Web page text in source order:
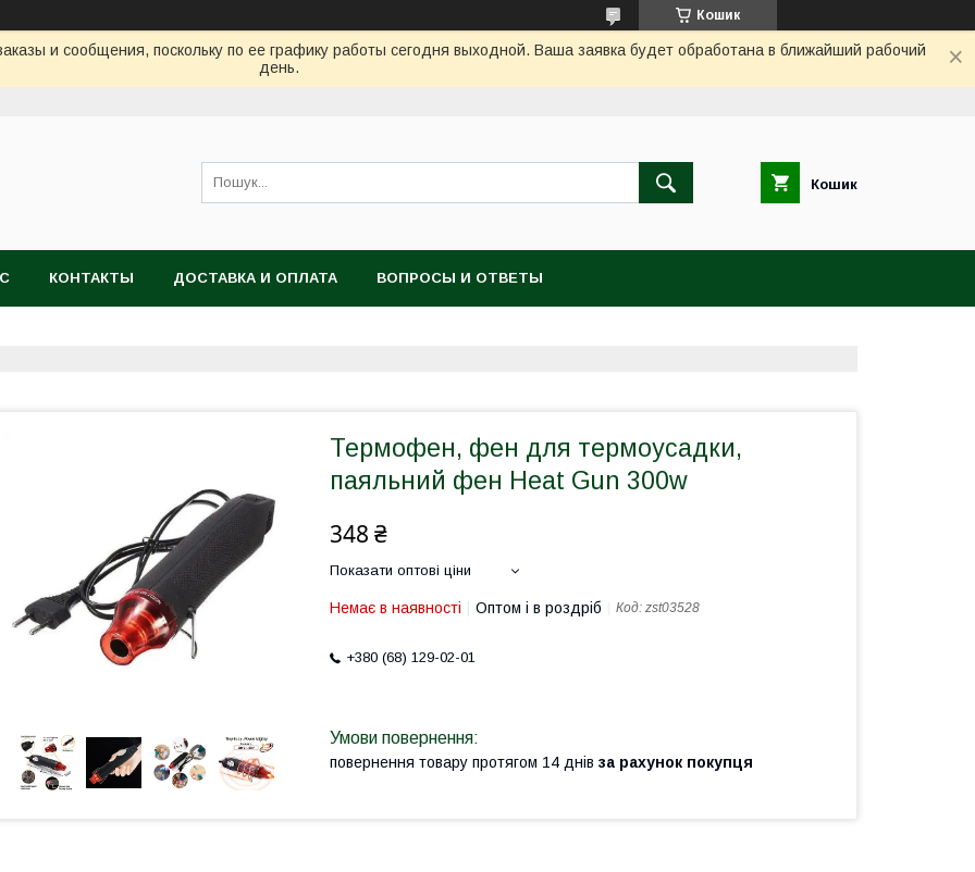
Кошик
и сообщения, поскольку по ее графику работы сегодня выходной. Ваша заявка будет обработана в ближайший рабочий
день.
Кошик
КОНТАКТЫ ДОСТАВКА И ОПЛАТА ВОПРОСЫ И ОТВЕТЫ
Термофен, фен для термоусадки,
паяльний фен Heat Gun 300w
348 ₴
Показати оптові ціни
Немає в наявності Оптом і в роздріб Код: zst03528
+380 (68) 129-02-01
повернення товару протягом 14 днів за рахунок покупця